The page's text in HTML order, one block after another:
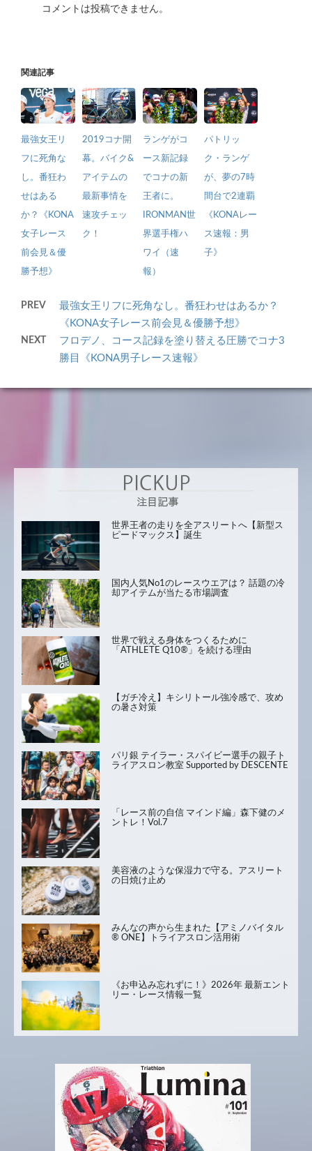
コメントは投稿できません。
関連記事
最強女王リ
フに死角な
し。番狂わ
せはある
か？《KONA
女子レース
前会見＆優
勝予想》
2019コナ開
幕。バイク&
アイテムの
最新事情を
速攻チェッ
ク！
ランゲがコ
ース新記録
でコナの新
王者に。
IRONMAN世
界選手権ハ
ワイ（速
報）
パトリッ
ク・ランゲ
が、夢の7時
間台で2連覇
《KONAレー
ス速報：男
子》
PREV
最強女王リフに死角なし。番狂わせはあるか？
《KONA女子レース前会見＆優勝予想》
NEXT
フロデノ、コース記録を塗り替える圧勝でコナ3
勝目《KONA男子レース速報》
世界王者の走りを全アスリートへ【新型ス
ピードマックス】誕生
国内人気No1のレースウエアは？ 話題の冷
却アイテムが当たる市場調査
世界で戦える身体をつくるために
「ATHLETE Q10®」を続ける理由
【ガチ冷え】キシリトール強冷感で、攻め
の暑さ対策
パリ銀 テイラー・スパイビー選手の親子ト
ライアスロン教室 Supported by DESCENTE
「レース前の自信 マインド編」森下健のメ
ントレ！Vol.7
美容液のような保湿力で守る。アスリート
の日焼け止め
みんなの声から生まれた【アミノバイタル
® ONE】トライアスロン活用術
《お申込み忘れずに！》2026年 最新エント
リー・レース情報一覧